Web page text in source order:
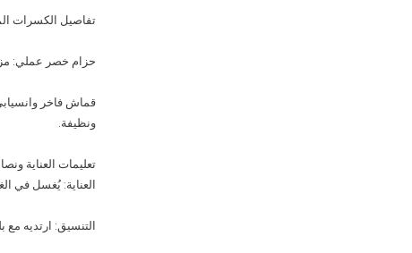
تفاصيل الكسرات
حزام خصر عملي:
قماش فاخر
ونظيفة.
تعليمات العناية
العناية: يُغسل في
التنسيق: ارتديه